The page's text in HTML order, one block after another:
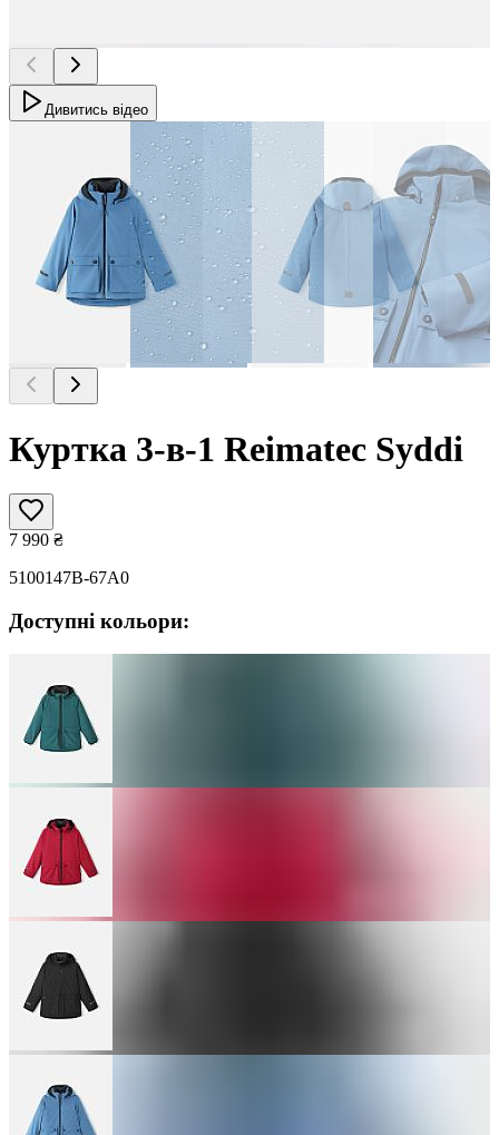
Дивитись відео
Куртка 3-в-1 Reimatec Syddi
7 990 ₴
5100147B-67A0
Доступні кольори: